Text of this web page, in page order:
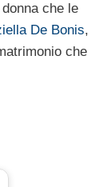
che le
De Bonis,
che